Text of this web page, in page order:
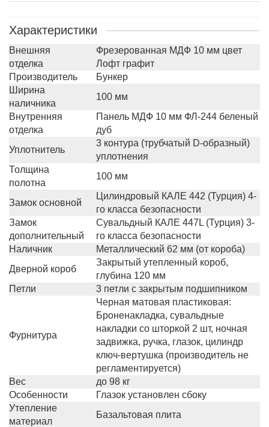
Характеристики
Внешняя
отделка
Фрезерованная МДФ 10 мм цвет
Лофт графит
Производитель
Бункер
Ширина
наличника
100 мм
Внутренняя
отделка
Панель МДФ 10 мм ФЛ-244 беленый
дуб
Уплотнитель
3 контура (трубчатый D-образный)
уплотнения
Толщина
полотна
100 мм
Замок основной
Цилиндровый КАЛЕ 442 (Турция) 4-
го класса безопасности
Замок
дополнительный
Сувальдный КАЛЕ 447L (Турция) 3-
го класса безопасности
Наличник
Металлический 62 мм (от короба)
Дверной короб
Закрытый утепленный короб,
глубина 120 мм
Петли
3 петли с закрытым подшипником
Фурнитура
Черная матовая пластиковая:
Броненакладка, сувальдные
накладки со шторкой 2 шт, ночная
задвижка, ручка, глазок, цилиндр
ключ-вертушка (производитель не
регламентируется)
Вес
до 98 кг
Особенности
Глазок установлен сбоку
Утепление
материал
Базальтовая плита